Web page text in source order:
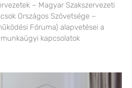
– Magyar Szakszervezeti
Országos Szövetsége –
Fóruma) alapvetései a
kapcsolatok